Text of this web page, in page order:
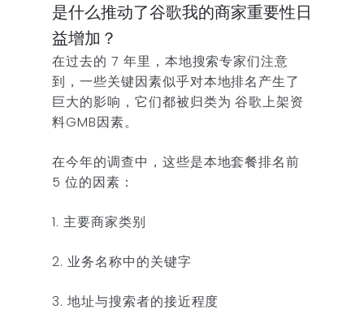
是什么推动了谷歌我的商家重要性日
益增加？
在过去的 7 年里，本地搜索专家们注意
到，一些关键因素似乎对本地排名产生了
巨大的影响，它们都被归类为 谷歌上架资
料GMB因素。
在今年的调查中，这些是本地套餐排名前
5 位的因素：
1. 主要商家类别
2. 业务名称中的关键字
3. 地址与搜索者的接近程度